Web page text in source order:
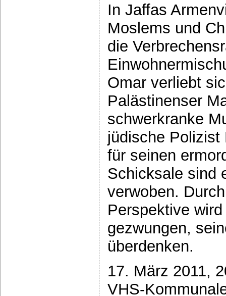
In Jaffas
Moslems und
die
Omar verliebt
Palästinenser
schwerkranke
jüdische Polizist
für seinen
Schicksale sind
verwoben.
Perspektive
gezwungen,
überdenken.
17. März 2011,
VHS-